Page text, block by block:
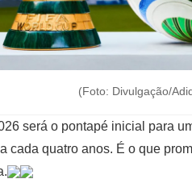
(Foto: Divulgação/
será o pontapé inicial para
cada quatro anos. É o que